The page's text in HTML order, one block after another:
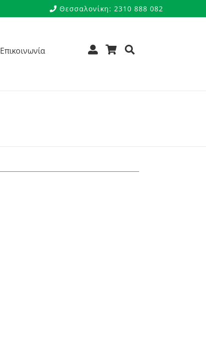
Θεσσαλονίκη: 2310 888 082
Επικοινωνία